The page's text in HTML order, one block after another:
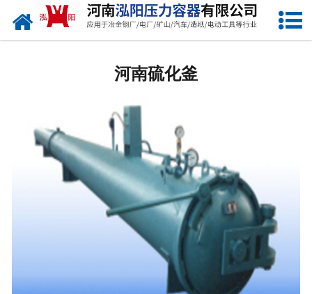
网站首页
河南液化气储罐
河南空气储罐
河南储油罐
河南缓冲罐
河南分离容器
河南硫化釜